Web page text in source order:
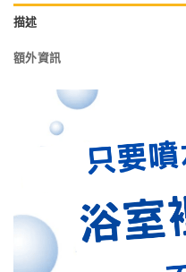
描述
額外資訊